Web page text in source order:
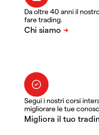
Da oltre 40 anni il
fare trading.
Segui i nostri corsi
migliorare le tue